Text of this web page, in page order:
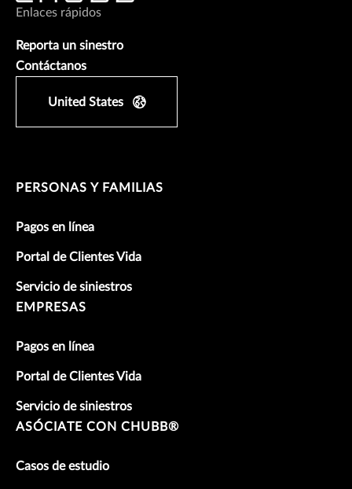
Enlaces rápidos
Reporta un sinestro
Contáctanos
United States
PERSONAS Y FAMILIAS
Pagos en línea
Portal de Clientes Vida
Servicio de siniestros
EMPRESAS
Pagos en línea
Portal de Clientes Vida
Servicio de siniestros
ASÓCIATE CON CHUBB®
Casos de estudio